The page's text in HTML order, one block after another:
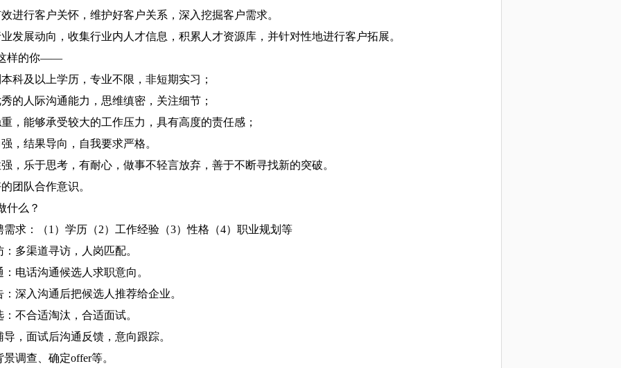
进行客户关怀，维护好客户关系，深入挖掘客户需求。
发展动向，收集行业内人才信息，积累人才资源库，并针对性地进行客户拓展。
样的你——
科及以上学历，专业不限，非短期实习；
的人际沟通能力，思维缜密，关注细节；
，能够承受较大的工作压力，具有高度的责任感；
，结果导向，自我要求严格。
，乐于思考，有耐心，做事不轻言放弃，善于不断寻找新的突破。
团队合作意识。
什么？
需求：（1）学历（2）工作经验（3）性格（4）职业规划等
：多渠道寻访，人岗匹配。
：电话沟通候选人求职意向。
：深入沟通后把候选人推荐给企业。
：不合适淘汰，合适面试。
导，面试后沟通反馈，意向跟踪。
调查、确定offer等。